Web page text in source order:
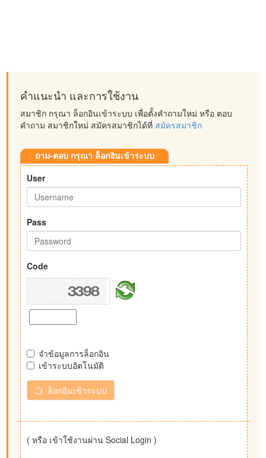
คำแนะนำ และการใช้งาน
สมาชิก กรุณา ล็อกอินเข้าระบบ เพื่อตั้งคำถามใหม่ หรือ ตอบ
คำถาม สมาชิกใหม่ สมัครสมาชิกได้ที่ สมัครสมาชิก
ถาม-ตอบ กรุณา ล็อกอินเข้าระบบ
User
Pass
Code
จำข้อมูลการล็อกอิน
เข้าระบบอัตโนมัติ
ล็อกอินเข้าระบบ
( หรือ เข้าใช้งานผ่าน Social Login )